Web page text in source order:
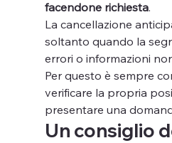
facendone richiesta.
La cancellazione
soltanto quando la
errori o informazioni
Per questo è sempre
verificare la propria
presentare una
Un consiglio